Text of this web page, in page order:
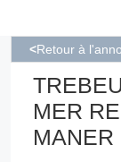
<Retour à
MER
MANER